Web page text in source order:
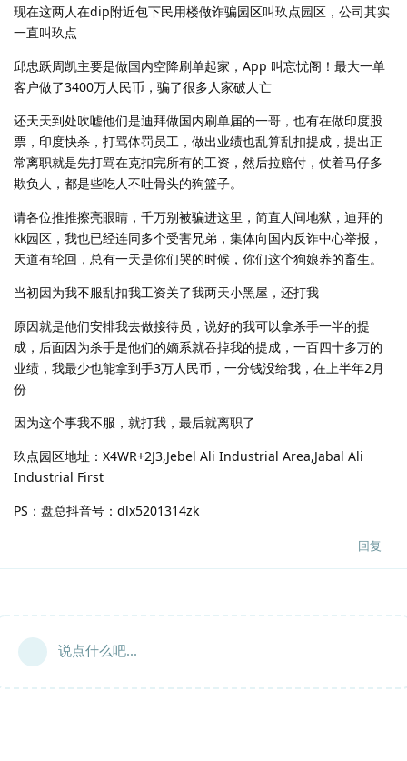
现在这两人在dip附近包下民用楼做诈骗园区叫玖点园区，公司其实
一直叫玖点
邱忠跃周凯主要是做国内空降刷单起家，App 叫忘忧阁！最大一单
客户做了3400万人民币，骗了很多人家破人亡
还天天到处吹嘘他们是迪拜做国内刷单届的一哥，也有在做印度股
票，印度快杀，打骂体罚员工，做出业绩也乱算乱扣提成，提出正
常离职就是先打骂在克扣完所有的工资，然后拉赔付，仗着马仔多
欺负人，都是些吃人不吐骨头的狗篮子。
请各位推推擦亮眼睛，千万别被骗进这里，简直人间地狱，迪拜的
kk园区，我也已经连同多个受害兄弟，集体向国内反诈中心举报，
天道有轮回，总有一天是你们哭的时候，你们这个狗娘养的畜生。
当初因为我不服乱扣我工资关了我两天小黑屋，还打我
原因就是他们安排我去做接待员，说好的我可以拿杀手一半的提
成，后面因为杀手是他们的嫡系就吞掉我的提成，一百四十多万的
业绩，我最少也能拿到手3万人民币，一分钱没给我，在上半年2月
份
因为这个事我不服，就打我，最后就离职了
玖点园区地址：X4WR+2J3,Jebel Ali Industrial Area,Jabal Ali
Industrial First
PS：盘总抖音号：dlx5201314zk
回复
说点什么吧...